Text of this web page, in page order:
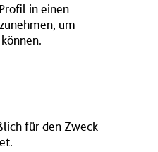
in einen
um
für den Zweck